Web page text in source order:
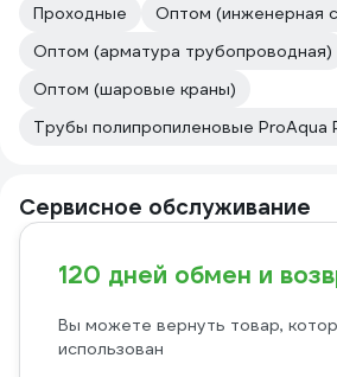
Проходные
Оптом (инженерная
Оптом (арматура трубопроводная)
Оптом (шаровые краны)
Трубы полипропиленовые ProAqua
Сервисное обслуживание
120 дней обмен и
Вы можете вернуть товар,
использован